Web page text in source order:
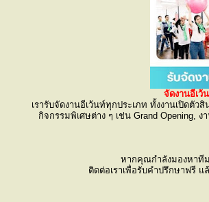
จัดงานอีเว้
เรารับจัดงานอีเว้นท์ทุกประเภท ทั้งงานเปิดตั
กิจกรรมพิเศษต่าง ๆ เช่น Grand Opening,
หากคุณกำลังมองหาที
ติดต่อเราเพื่อรับคำปรึกษาฟรี